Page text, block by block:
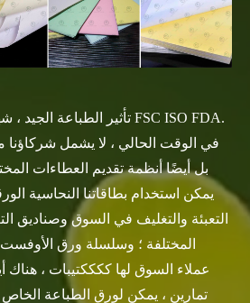
في الوقت الحالي ، لا يشمل
بل أيضًا أنظمة تقديم العطاءات
يمكن استخدام بطاقاتنا النحاسية
التعبئة والتغليف في السوق وصناديق
المختلفة ؛ وسلسلة ورق الأوفست
عملاء السوق لها ككككتيبات ،
تمارين ، يمكن لورق الطباعة الخاص